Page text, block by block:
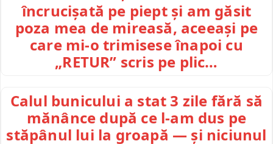
încrucișată pe piept și am găsit
poza mea de mireasă, aceeași pe
care mi-o trimisese înapoi cu
„RETUR” scris pe plic…
Calul bunicului a stat 3 zile fără să
mănânce după ce l-am dus pe
stăpânul lui la groapă — și niciunul